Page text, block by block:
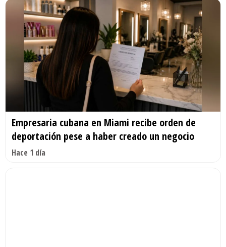
Empresaria cubana en Miami recibe orden de
deportación pese a haber creado un negocio
Hace 1 día